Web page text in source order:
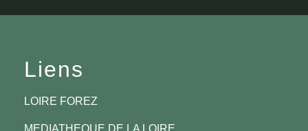
Liens
LOIRE FOREZ
MEDIATHEQUE DE LA LOIRE